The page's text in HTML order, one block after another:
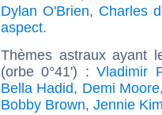
Dylan O'Brien, Charles
aspect.
Thèmes astraux ayant
(orbe 0°41') :Vladimir
Bella Hadid, Demi Moore
Bobby Brown, Jennie